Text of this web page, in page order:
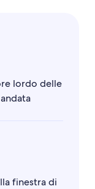
lordo delle
finestra di